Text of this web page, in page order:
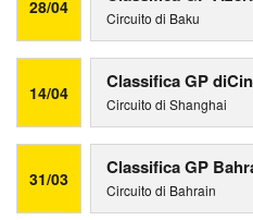
28/04
Circuito di Baku
14/04 Classifica GP
Circuito di Shanghai
31/03 Classifica GP
Circuito di Bahrain